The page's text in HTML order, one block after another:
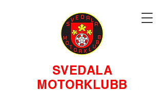
SVEDALA
MOTORKLUBB